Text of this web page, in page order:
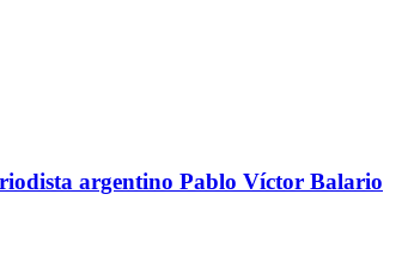
argentino Pablo Víctor Balario